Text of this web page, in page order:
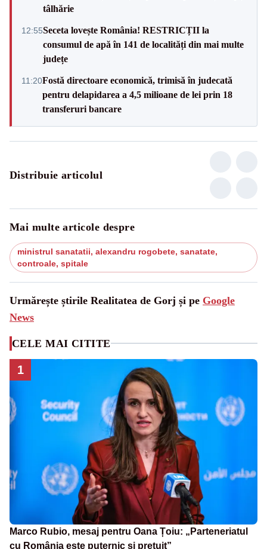
tâlhărie
12:55Seceta lovește România! RESTRICȚII la
consumul de apă în 141 de localități din mai multe
județe
11:20Fostă directoare economică, trimisă în judecată
pentru delapidarea a 4,5 milioane de lei prin 18
transferuri bancare
Distribuie articolul
Mai multe articole despre
ministrul sanatatii, alexandru rogobete, sanatate,
controale, spitale
Urmărește știrile Realitatea de Gorj și pe Google
News
CELE MAI CITITE
1
Marco Rubio, mesaj pentru Oana Țoiu: „Parteneriatul
cu România este puternic și prețuit”